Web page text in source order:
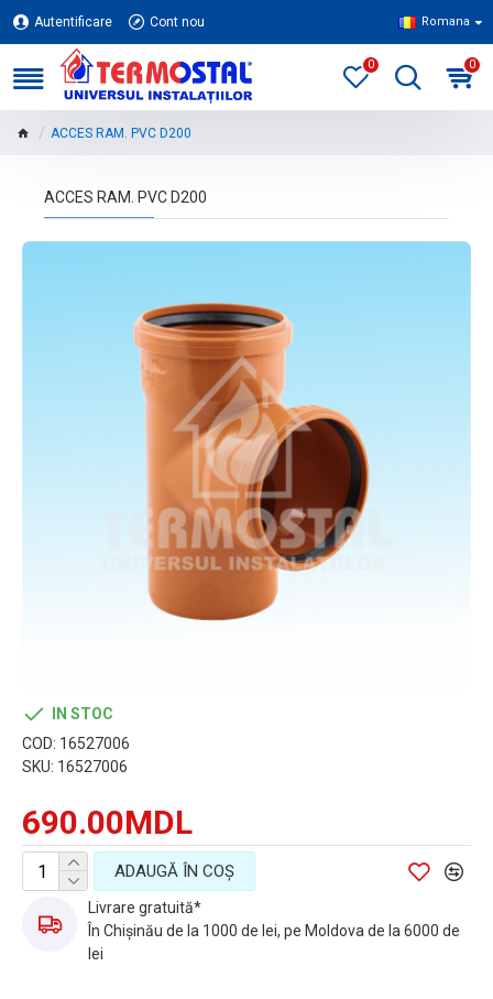
Autentificare Cont nou Romana
0 0
ACCES RAM. PVC D200
ACCES RAM. PVC D200
690.00MDL
IN STOC
COD: 16527006
SKU: 16527006
ADAUGĂ ÎN COŞ
Livrare gratuită*
În Chișinău de la 1000 de lei, pe Moldova de la 6000 de
lei